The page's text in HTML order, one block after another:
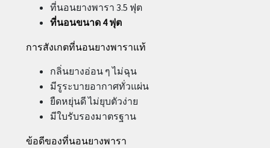
ที่นอนยางพารา 3.5 ฟุต
ที่นอนขนาด 4 ฟุต
การสังเกตที่นอนยางพาราแท้
กลิ่นยางอ่อน ๆ ไม่ฉุน
มีรูระบายอากาศทั่วแผ่น
ยืดหยุ่นดี ไม่ยุบตัวง่าย
มีใบรับรองมาตรฐาน
ข้อดีของที่นอนยางพารา